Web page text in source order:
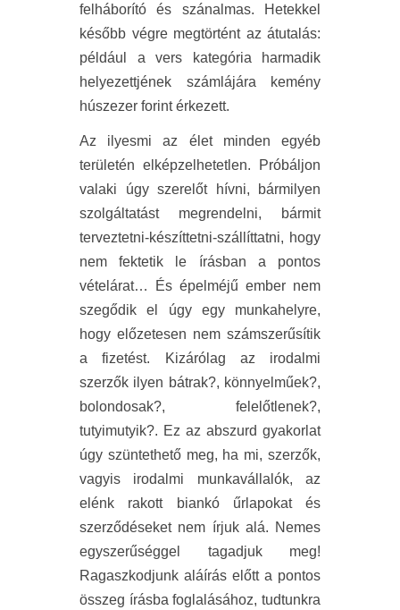
felháborító és szánalmas. Hetekkel
később végre megtörtént az átutalás:
például a vers kategória harmadik
helyezettjének számlájára kemény
húszezer forint érkezett.
Az ilyesmi az élet minden egyéb
területén elképzelhetetlen. Próbáljon
valaki úgy szerelőt hívni, bármilyen
szolgáltatást megrendelni, bármit
terveztetni-készíttetni-szállíttatni, hogy
nem fektetik le írásban a pontos
vételárat… És épelméjű ember nem
szegődik el úgy egy munkahelyre,
hogy előzetesen nem számszerűsítik
a fizetést. Kizárólag az irodalmi
szerzők ilyen bátrak?, könnyelműek?,
bolondosak?, felelőtlenek?,
tutyimutyik?. Ez az abszurd gyakorlat
úgy szüntethető meg, ha mi, szerzők,
vagyis irodalmi munkavállalók, az
elénk rakott biankó űrlapokat és
szerződéseket nem írjuk alá. Nemes
egyszerűséggel tagadjuk meg!
Ragaszkodjunk aláírás előtt a pontos
összeg írásba foglalásához, tudtunkra